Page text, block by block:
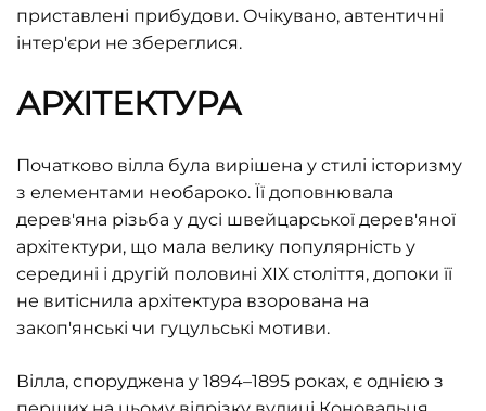
приставлені прибудови. Очікувано, автентичні
інтер'єри не збереглися.
АРХІТЕКТУРА
Початково вілла була вирішена у стилі історизму
з елементами необароко. Її доповнювала
дерев'яна різьба у дусі швейцарської дерев'яної
архітектури, що мала велику популярність у
середині і другій половині ХІХ століття, допоки її
не витіснила архітектура взорована на
закоп'янські чи гуцульські мотиви.
Вілла, споруджена у 1894–1895 роках, є однією з